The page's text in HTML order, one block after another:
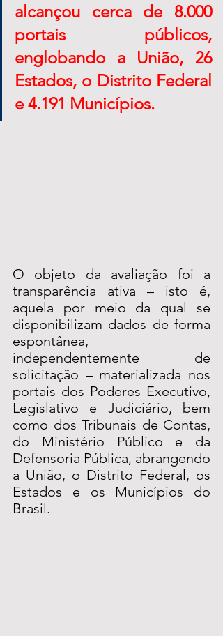
alcançou cerca de 8.000
portais públicos,
englobando a União, 26
Estados, o Distrito Federal
e 4.191 Municípios.
O objeto da avaliação foi a
transparência ativa – isto é,
aquela por meio da qual se
disponibilizam dados de forma
espontânea,
independentemente de
solicitação – materializada nos
portais dos Poderes Executivo,
Legislativo e Judiciário, bem
como dos Tribunais de Contas,
do Ministério Público e da
Defensoria Pública, abrangendo
a União, o Distrito Federal, os
Estados e os Municípios do
Brasil.